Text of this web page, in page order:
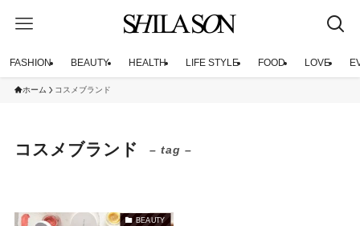
FASHION BEAUTY HEALTH LIFE STYLE FOOD LOVE
ホーム コスメブランド
コスメブランド – tag –
BEAUTY